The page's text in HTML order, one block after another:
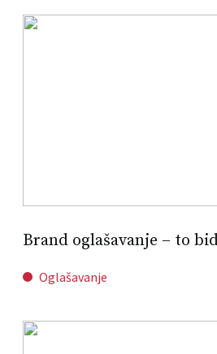
Brand oglašavanje – to
Oglašavanje